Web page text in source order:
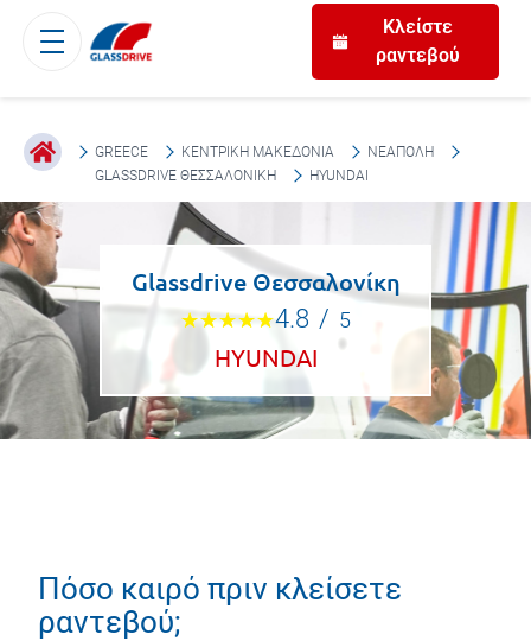
Κλείστε
ραντεβού
GREECE ΚΕΝΤΡΙΚΉ ΜΑΚΕΔΟΝΊΑ
ΝΕΆΠΟΛΗ
GLASSDRIVE ΘΕΣΣΑΛΟΝΊΚΗ
HYUNDAI
Glassdrive Θεσσαλονίκη
4.8 / 5
HYUNDAI
Πόσο καιρό πριν κλείσετε
ραντεβού;